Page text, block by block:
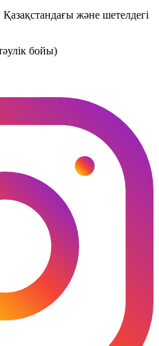
Қазақстандағы және шетелдегі
бойы)